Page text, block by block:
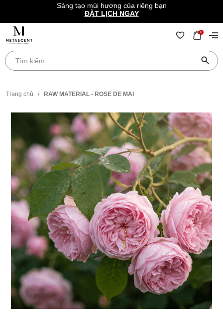
Sáng tạo mùi hương của riêng bạn
ĐẶT LỊCH NGAY
0
Trang chủ / RAW MATERIAL - ROSE DE MAI